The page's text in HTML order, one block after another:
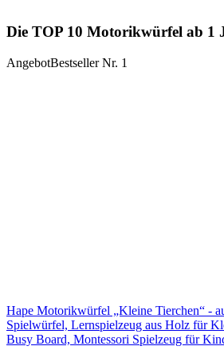
Die TOP 10 Motorikwürfel ab 1
AngebotBestseller Nr. 1
Hape Motorikwürfel „Kleine Tierchen“ -
Spielwürfel, Lernspielzeug aus Holz für
Busy Board, Montessori Spielzeug für